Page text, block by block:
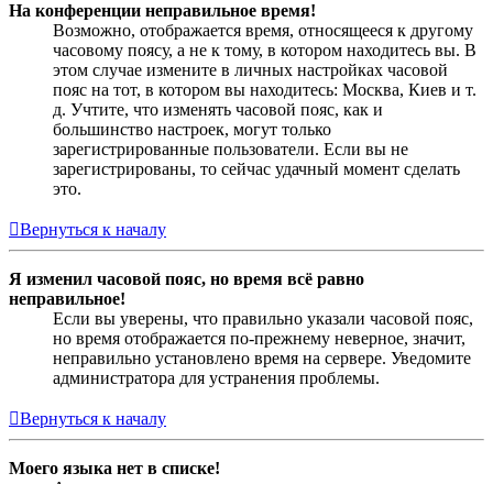
На конференции неправильное время!
Возможно, отображается время, относящееся к другому
часовому поясу, а не к тому, в котором находитесь вы. В
этом случае измените в личных настройках часовой
пояс на тот, в котором вы находитесь: Москва, Киев и т.
д. Учтите, что изменять часовой пояс, как и
большинство настроек, могут только
зарегистрированные пользователи. Если вы не
зарегистрированы, то сейчас удачный момент сделать
это.
Вернуться к началу
Я изменил часовой пояс, но время всё равно
неправильное!
Если вы уверены, что правильно указали часовой пояс,
но время отображается по-прежнему неверное, значит,
неправильно установлено время на сервере. Уведомите
администратора для устранения проблемы.
Вернуться к началу
Моего языка нет в списке!